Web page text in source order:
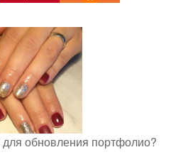
обновления портфолио?